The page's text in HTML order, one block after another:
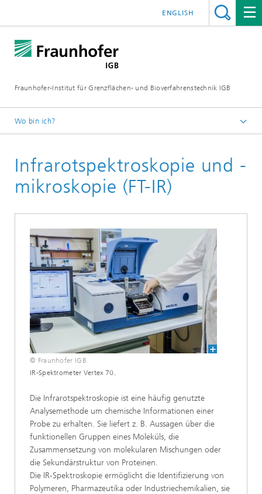
Fraunhofer-Institut für Grenzflächen- und Bioverfahrenstechnik IGB
ENGLISH
Wo bin ich?
Analytik / Prüfung
Oberflächen-, Partikel- und Polymeranalytik
Oberflächenanalytik
Infrarotspektroskopie und -
mikroskopie (FT-IR)
© Fraunhofer IGB
IR-Spektrometer Vertex 70.
Die Infrarotspektroskopie ist eine häufig genutzte
Analysemethode um chemische Informationen einer
Probe zu erhalten. Sie liefert z. B. Aussagen über die
funktionellen Gruppen eines Moleküls, die
Zusammensetzung von molekularen Mischungen oder
die Sekundärstruktur von Proteinen.
Die IR‑Spektroskopie ermöglicht die Identifizierung von
Polymeren, Pharmazeutika oder Industriechemikalien, sie